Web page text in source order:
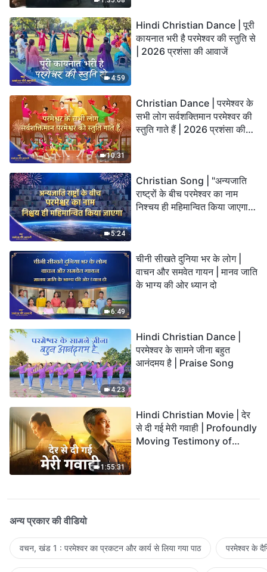
4:59
Hindi Christian Dance | पूरी
कायनात भरी है परमेश्वर की स्तुति से
| 2026 प्रशंसा की आवाजें
10:31
Christian Dance | परमेश्वर के
सभी लोग सर्वशक्तिमान परमेश्वर की
स्तुति गाते हैं | 2026 प्रशंसा की
5:24
Christian Song | "अन्यजाति
राष्ट्रों के बीच परमेश्वर का नाम
निश्चय ही महिमान्वित किया जाएगा" |
6:49
चीनी सीखते दुनिया भर के लोग |
वाचन और समवेत गायन | मानव जाति
के भाग्य की ओर ध्यान दो
4:23
Hindi Christian Dance |
परमेश्वर के सामने जीना बहुत
आनंदमय है | Praise Song
1:55:31
Hindi Christian Movie | देर
से दी गई मेरी गवाही | Profoundly
Moving Testimony of
अन्य प्रकार की वीडियो
वचन, खंड 1 : परमेश्वर का प्रकटन और कार्य से लिया गया पाठ परमेश्वर के